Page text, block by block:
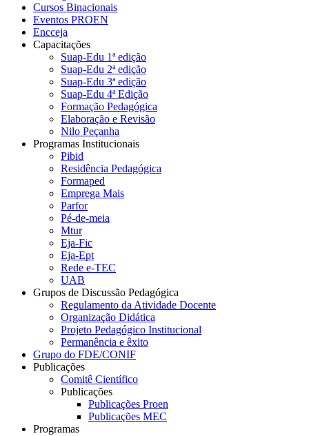
Cursos Binacionais
Eventos PROEN
Encceja
Capacitações
Suap-Edu 1ª edição
Suap-Edu 2ª edição
Suap-Edu 3ª edição
Suap-Edu 4ª Edição
Formação Pedagógica
Elaboração e Revisão
Nilo Peçanha
Programas Institucionais
Pibid
Residência Pedagógica
Formaped
Emprega Mais
Parfor
Pé-de-meia
Mtur
Eja-Fic
Eja-Ept
Rede e-TEC
UAB
Grupos de Discussão Pedagógica
Regulamento da Atividade Docente
Organização Didática
Projeto Pedagógico Institucional
Permanência e êxito
Grupo do FDE/CONIF
Publicações
Comitê Científico
Publicações
Publicações Proen
Publicações MEC
Programas